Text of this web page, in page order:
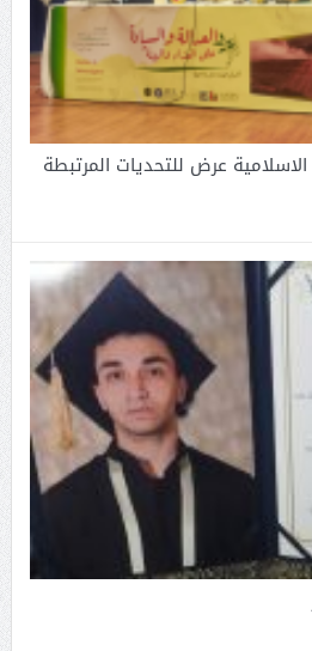
عرض للتحديات المرتبطة